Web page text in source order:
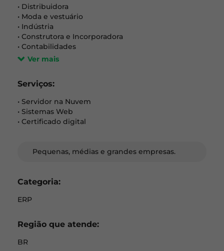
• Distribuidora
• Moda e vestuário
• Indústria
• Construtora e Incorporadora
• Contabilidades
Ver mais
Serviços:
• Servidor na Nuvem
• Sistemas Web
• Certificado digital
Pequenas, médias e grandes empresas.
Categoria:
ERP
Região que atende:
BR